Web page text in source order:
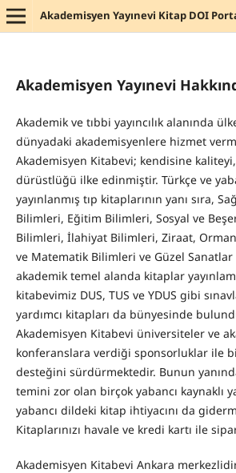
Akademisyen Yayınevi Kitap DOI
Akademisyen Yayınevi
Akademik ve tıbbi yayıncılık alanında
dünyadaki akademisyenlere hizmet
Akademisyen Kitabevi; kendisine
dürüstlüğü ilke edinmiştir. Türkçe ve
yayınlanmış tıp kitaplarının yanı sıra,
Bilimleri, Eğitim Bilimleri, Sosyal ve
Bilimleri, İlahiyat Bilimleri, Ziraat,
ve Matematik Bilimleri ve Güzel
akademik temel alanda kitaplar
kitabevimiz DUS, TUS ve YDUS gibi
yardımcı kitapları da bünyesinde
Akademisyen Kitabevi üniversiteler ve
konferanslara verdiği sponsorluklar ile
desteğini sürdürmektedir. Bunun
temini zor olan birçok yabancı kaynaklı
yabancı dildeki kitap ihtiyacını da
Kitaplarınızı havale ve kredi kartı ile
Akademisyen Kitabevi Ankara